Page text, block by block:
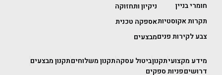
חומרי בניין
תקרות אקוסטיות
צבע לקירות פנים
ניקיון ותחזוקה
אספקה טכנית
מבצעים
מידע מקצועיתקנוןביטול עסקהתקנון משלוחיםתקנון מבצעים
דרושיםפניות ספקים